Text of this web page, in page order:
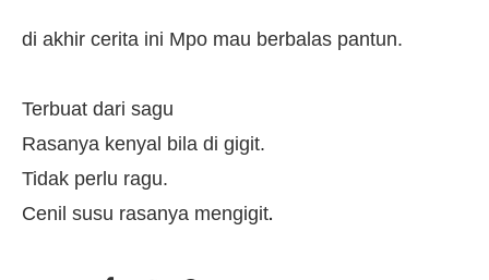
di akhir cerita ini Mpo mau berbalas pantun.
Terbuat dari sagu
Rasanya kenyal bila di gigit.
Tidak perlu ragu.
Cenil susu rasanya mengigit.